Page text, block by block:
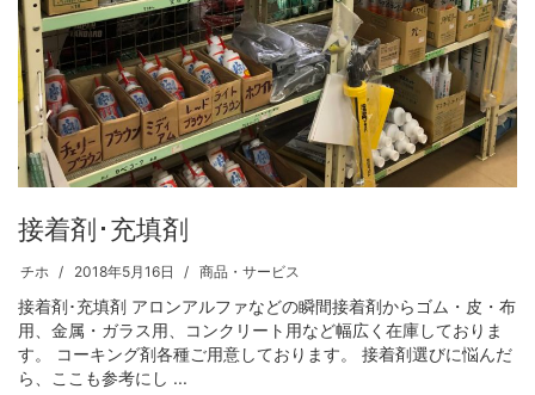
接着剤･充填剤
チホ 2018年5月16日 商品・サービス
接着剤･充填剤 アロンアルファなどの瞬間接着剤からゴム・皮・布
用、金属・ガラス用、コンクリート用など幅広く在庫しておりま
す。 コーキング剤各種ご用意しております。 接着剤選びに悩んだ
ら、ここも参考にし ...